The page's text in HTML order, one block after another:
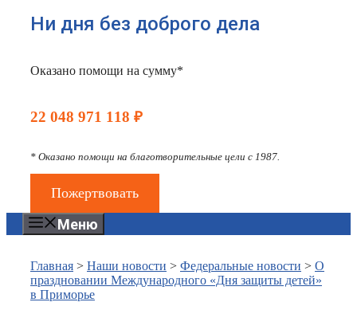
Ни дня без доброго дела
Оказано помощи на сумму*
22 048 971 118 ₽
* Оказано помощи на благотворительные цели с 1987.
Пожертвовать
Меню
Главная > Наши новости > Федеральные новости > О
праздновании Международного «Дня защиты детей»
в Приморье